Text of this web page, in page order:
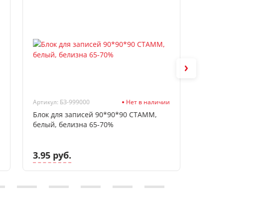
Артикул: БЗ-999000 Нет в наличии
Блок для записей 90*90*90 СТАММ,
белый, белизна 65-70%
3.95 руб.